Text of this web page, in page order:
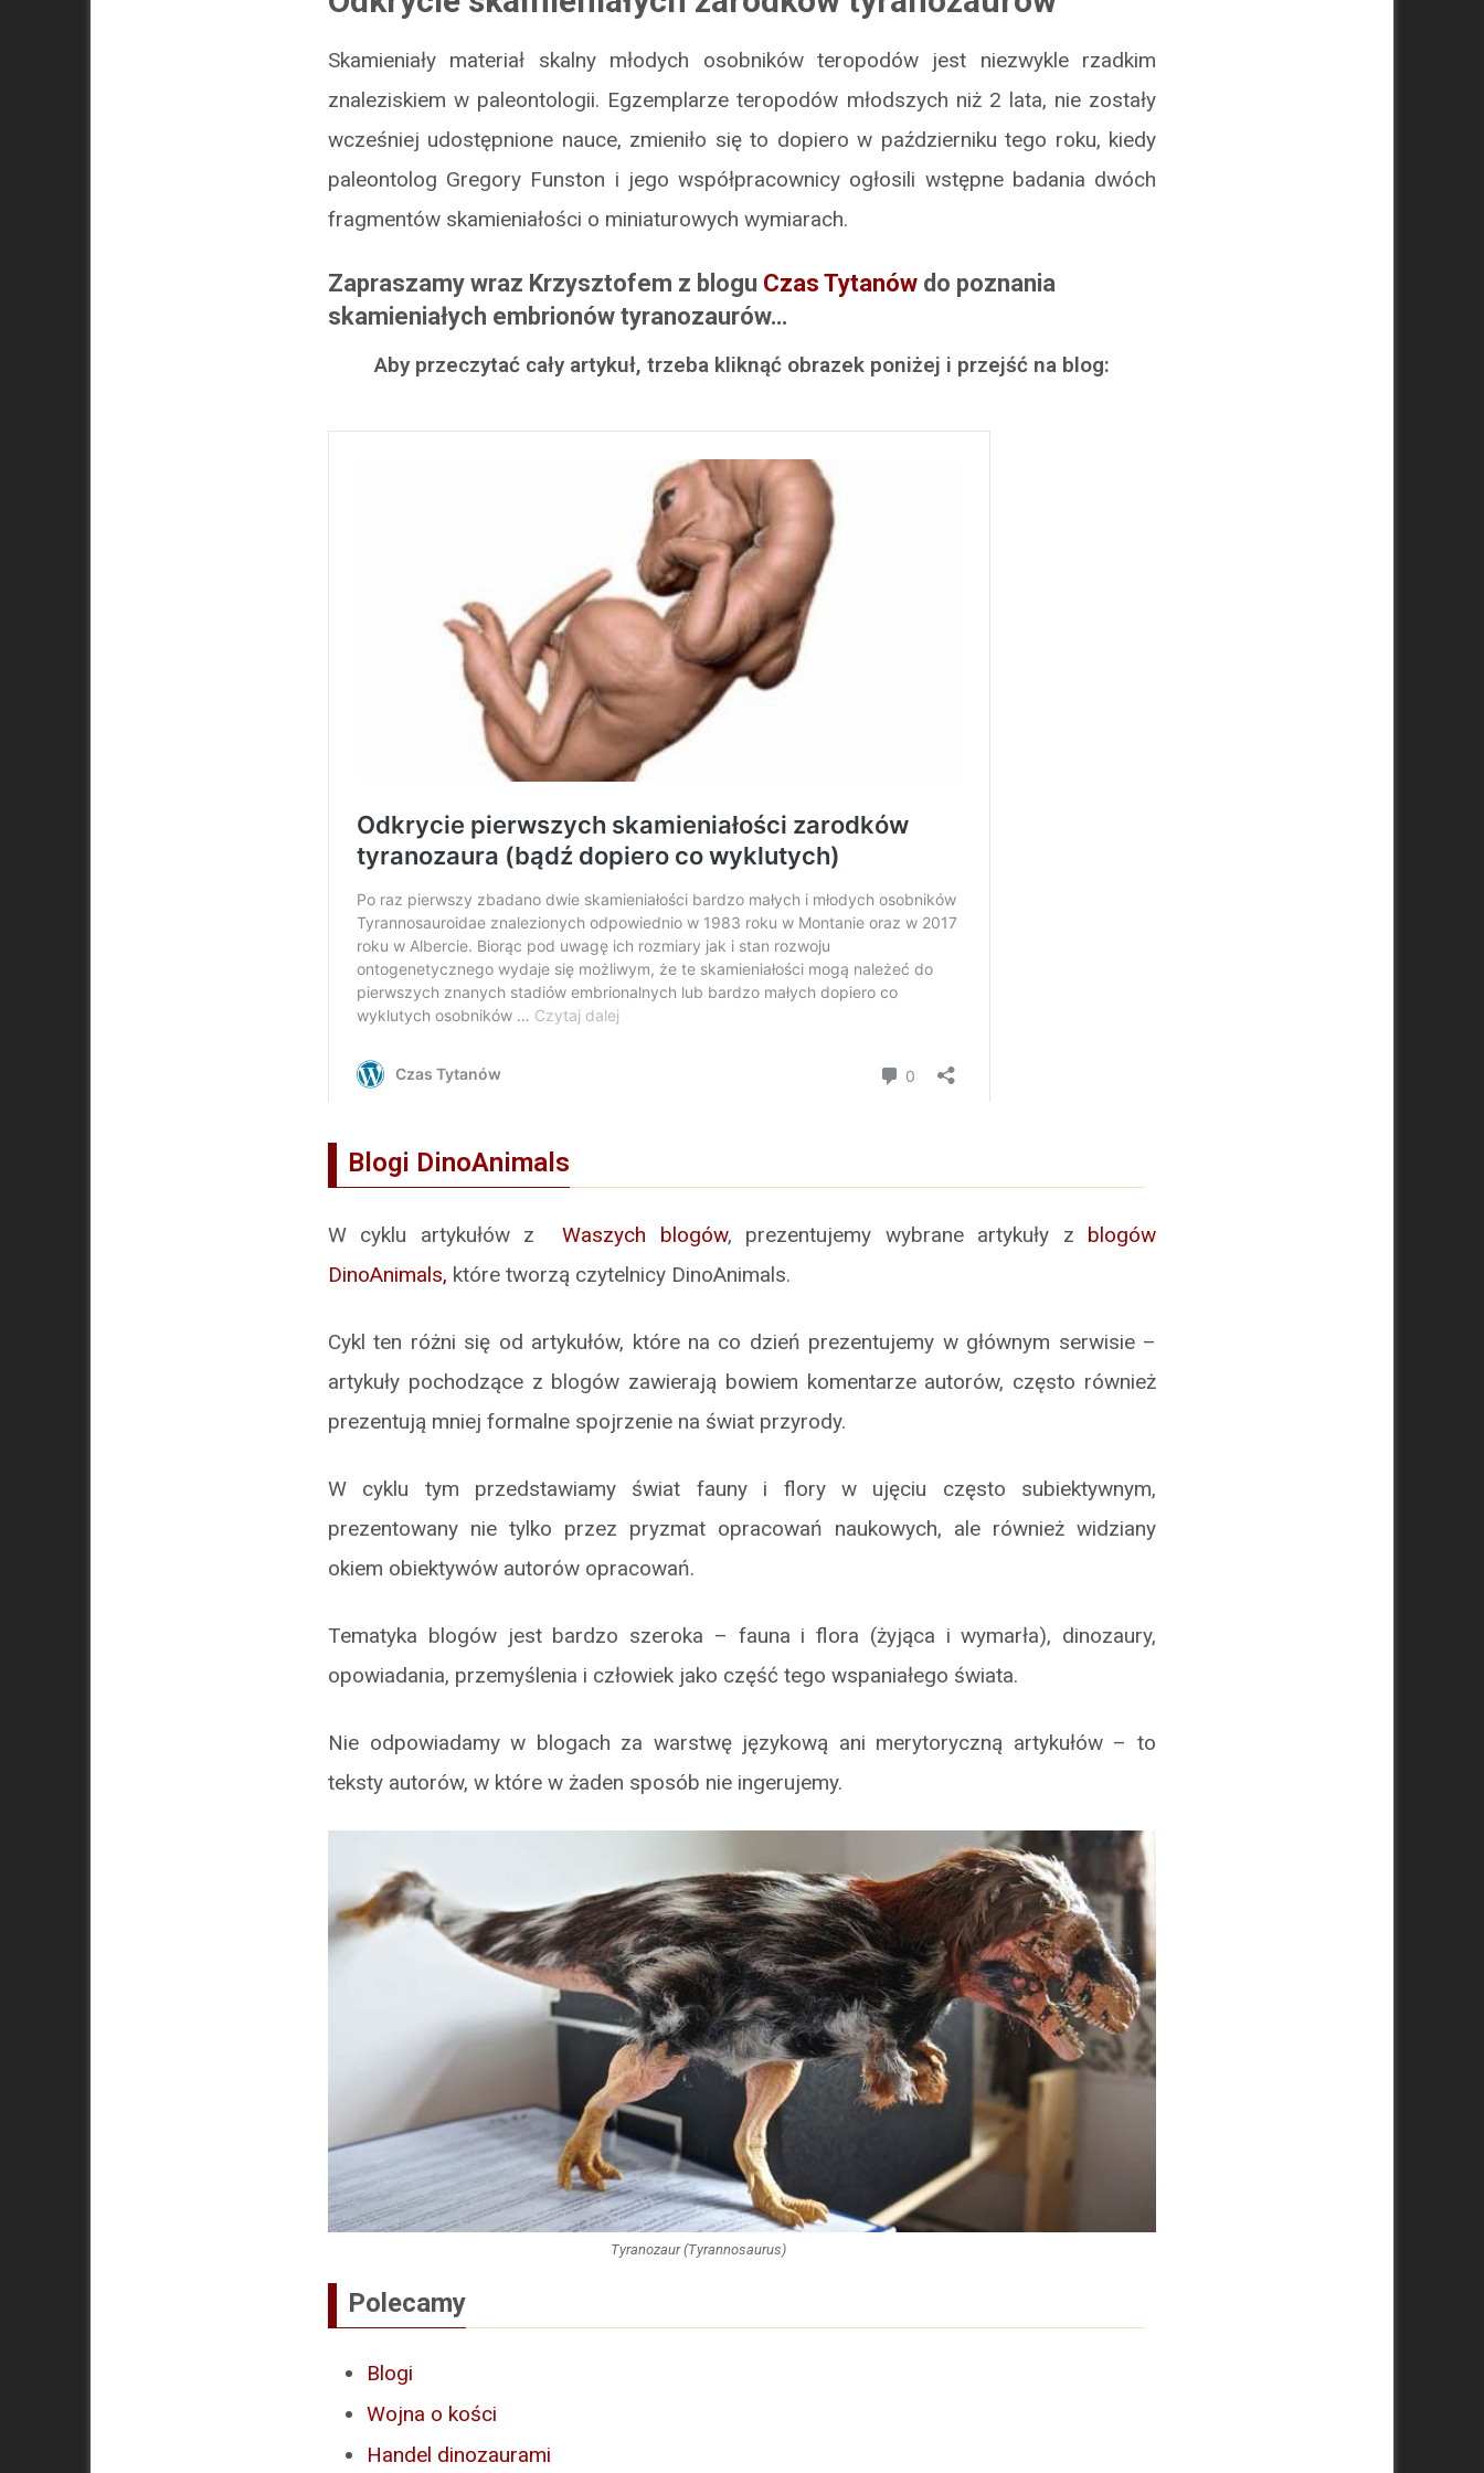
Skamieniały materiał skalny młodych osobników teropodów jest niezwykle rzadkim
znaleziskiem w paleontologii. Egzemplarze teropodów młodszych niż 2 lata, nie zostały
wcześniej udostępnione nauce, zmieniło się to dopiero w październiku tego roku, kiedy
paleontolog Gregory Funston i jego współpracownicy ogłosili wstępne badania dwóch
fragmentów skamieniałości o miniaturowych wymiarach.
Zapraszamy wraz Krzysztofem z blogu Czas Tytanów do poznania
skamieniałych embrionów tyranozaurów…
Aby przeczytać cały artykuł, trzeba kliknąć obrazek poniżej i przejść na blog:
Blogi DinoAnimals
W cyklu artykułów zWaszych blogów, prezentujemy wybrane artykuły z blogów
DinoAnimals, które tworzą czytelnicy DinoAnimals.
Cykl ten różni się od artykułów, które na co dzień prezentujemy w głównym serwisie –
artykuły pochodzące z blogów zawierają bowiem komentarze autorów, często również
prezentują mniej formalne spojrzenie na świat przyrody.
W cyklu tym przedstawiamy świat fauny i flory w ujęciu często subiektywnym,
prezentowany nie tylko przez pryzmat opracowań naukowych, ale również widziany
okiem obiektywów autorów opracowań.
Tematyka blogów jest bardzo szeroka – fauna i flora (żyjąca i wymarła), dinozaury,
opowiadania, przemyślenia i człowiek jako część tego wspaniałego świata.
Nie odpowiadamy w blogach za warstwę językową ani merytoryczną artykułów – to
teksty autorów, w które w żaden sposób nie ingerujemy.
Tyranozaur (Tyrannosaurus)
Polecamy
Blogi
Wojna o kości
Handel dinozaurami